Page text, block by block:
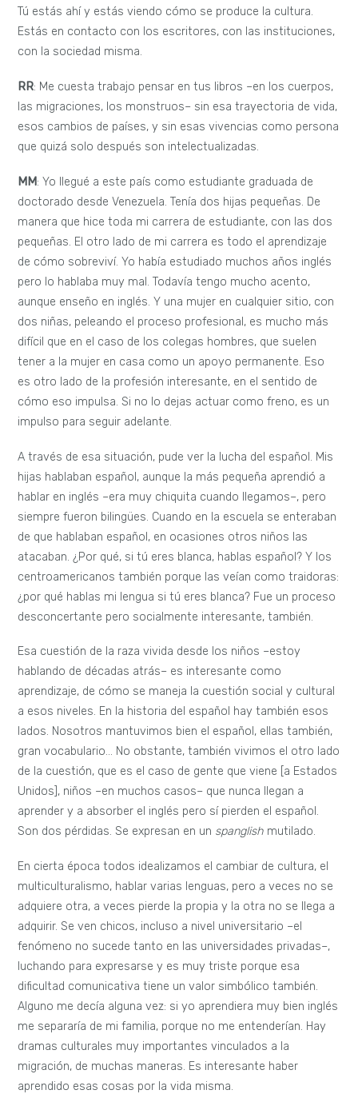
Tú estás ahí y estás viendo cómo se produce la cultura.
Estás en contacto con los escritores, con las instituciones,
con la sociedad misma.
RR: Me cuesta trabajo pensar en tus libros –en los cuerpos,
las migraciones, los monstruos– sin esa trayectoria de vida,
esos cambios de países, y sin esas vivencias como persona
que quizá solo después son intelectualizadas.
MM: Yo llegué a este país como estudiante graduada de
doctorado desde Venezuela. Tenía dos hijas pequeñas. De
manera que hice toda mi carrera de estudiante, con las dos
pequeñas. El otro lado de mi carrera es todo el aprendizaje
de cómo sobreviví. Yo había estudiado muchos años inglés
pero lo hablaba muy mal. Todavía tengo mucho acento,
aunque enseño en inglés. Y una mujer en cualquier sitio, con
dos niñas, peleando el proceso profesional, es mucho más
difícil que en el caso de los colegas hombres, que suelen
tener a la mujer en casa como un apoyo permanente. Eso
es otro lado de la profesión interesante, en el sentido de
cómo eso impulsa. Si no lo dejas actuar como freno, es un
impulso para seguir adelante.
A través de esa situación, pude ver la lucha del español. Mis
hijas hablaban español, aunque la más pequeña aprendió a
hablar en inglés –era muy chiquita cuando llegamos–, pero
siempre fueron bilingües. Cuando en la escuela se enteraban
de que hablaban español, en ocasiones otros niños las
atacaban. ¿Por qué, si tú eres blanca, hablas español? Y los
centroamericanos también porque las veían como traidoras:
¿por qué hablas mi lengua si tú eres blanca? Fue un proceso
desconcertante pero socialmente interesante, también.
Esa cuestión de la raza vivida desde los niños –estoy
hablando de décadas atrás– es interesante como
aprendizaje, de cómo se maneja la cuestión social y cultural
a esos niveles. En la historia del español hay también esos
lados. Nosotros mantuvimos bien el español, ellas también,
gran vocabulario… No obstante, también vivimos el otro lado
de la cuestión, que es el caso de gente que viene [a Estados
Unidos], niños –en muchos casos– que nunca llegan a
aprender y a absorber el inglés pero sí pierden el español.
Son dos pérdidas. Se expresan en un spanglish mutilado.
En cierta época todos idealizamos el cambiar de cultura, el
multiculturalismo, hablar varias lenguas, pero a veces no se
adquiere otra, a veces pierde la propia y la otra no se llega a
adquirir. Se ven chicos, incluso a nivel universitario –el
fenómeno no sucede tanto en las universidades privadas–,
luchando para expresarse y es muy triste porque esa
dificultad comunicativa tiene un valor simbólico también.
Alguno me decía alguna vez: si yo aprendiera muy bien inglés
me separaría de mi familia, porque no me entenderían. Hay
dramas culturales muy importantes vinculados a la
migración, de muchas maneras. Es interesante haber
aprendido esas cosas por la vida misma.